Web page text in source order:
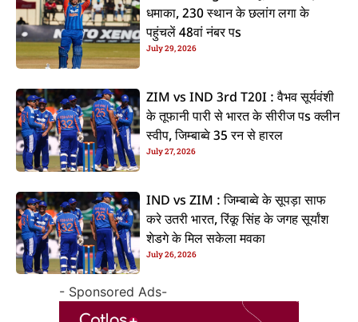
धमाका, 230 स्थान के छलांग लगा के
पहुंचलें 48वां नंबर पs
July 29, 2026
ZIM vs IND 3rd T20I : वैभव सूर्यवंशी
के तूफानी पारी से भारत के सीरीज पs क्लीन
स्वीप, जिम्बाब्वे 35 रन से हारल
July 27, 2026
IND vs ZIM : जिम्बाब्वे के सूपड़ा साफ
करे उतरी भारत, रिंकू सिंह के जगह सूर्यांश
शेडगे के मिल सकेला मवका
July 26, 2026
- Sponsored Ads-